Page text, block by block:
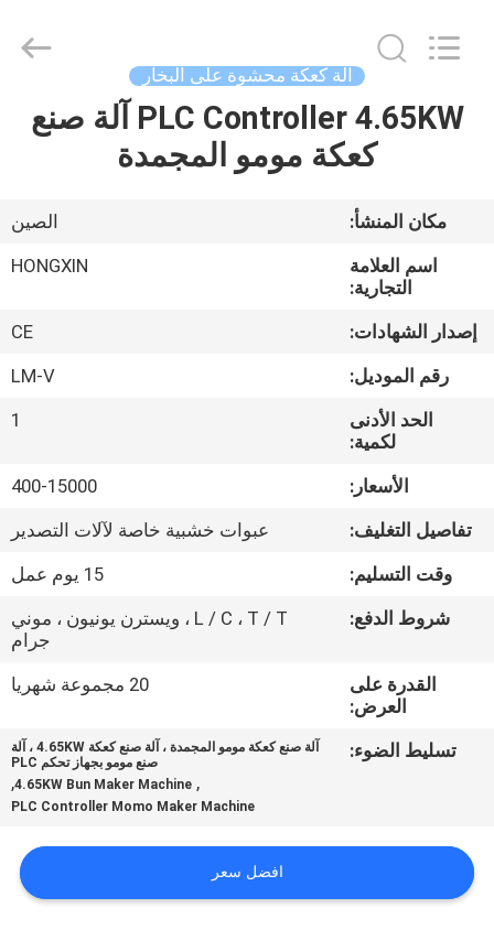
المنزل
برنامج
حولنا
جولة
المصنع
مراقبة
الجودة
اتصل
اطلب
اقتباس
Machinery
Rights
Reserved.
آلة كعكة محشوة على البخار
PLC Controller 4.65KW آلة صنع
كعكة مومو المجمدة
مكان المنشأ:
الصين
اسم العلامة
التجارية:
HONGXIN
إصدار الشهادات:
CE
رقم الموديل:
LM-V
الحد الأدنى
لكمية:
1
الأسعار:
400-15000
تفاصيل التغليف:
عبوات خشبية خاصة لآلات التصدير
وقت التسليم:
15 يوم عمل
شروط الدفع:
L / C ، T / T ، ويسترن يونيون ، موني
جرام
القدرة على
العرض:
20 مجموعة شهريا
تسليط الضوء:
آلة صنع كعكة مومو المجمدة ، آلة صنع كعكة 4.65KW ، آلة
صنع مومو بجهاز تحكم PLC
,
4.65KW Bun Maker Machine
,
PLC Controller Momo Maker Machine
افضل سعر